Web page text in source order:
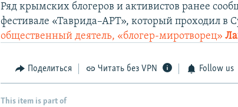
Ряд крымских блогеров и активистов ранее
фестивале «Таврида–АРТ», который проходил в
общественный деятель, «блогер-миротворец»
Поделиться Читать без VPN Follow us
This item is part of